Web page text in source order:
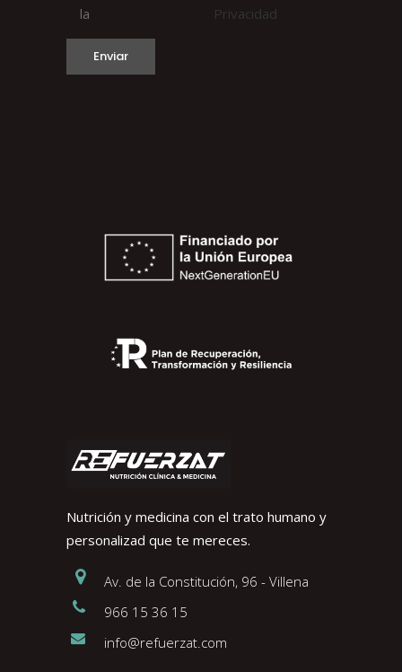
Nutrición y medicina con el trato humano y
personalizad que te mereces.
Av. de la Constitución, 96 - Villena
966 15 36 15
info@refuerzat.com
la
Privacidad